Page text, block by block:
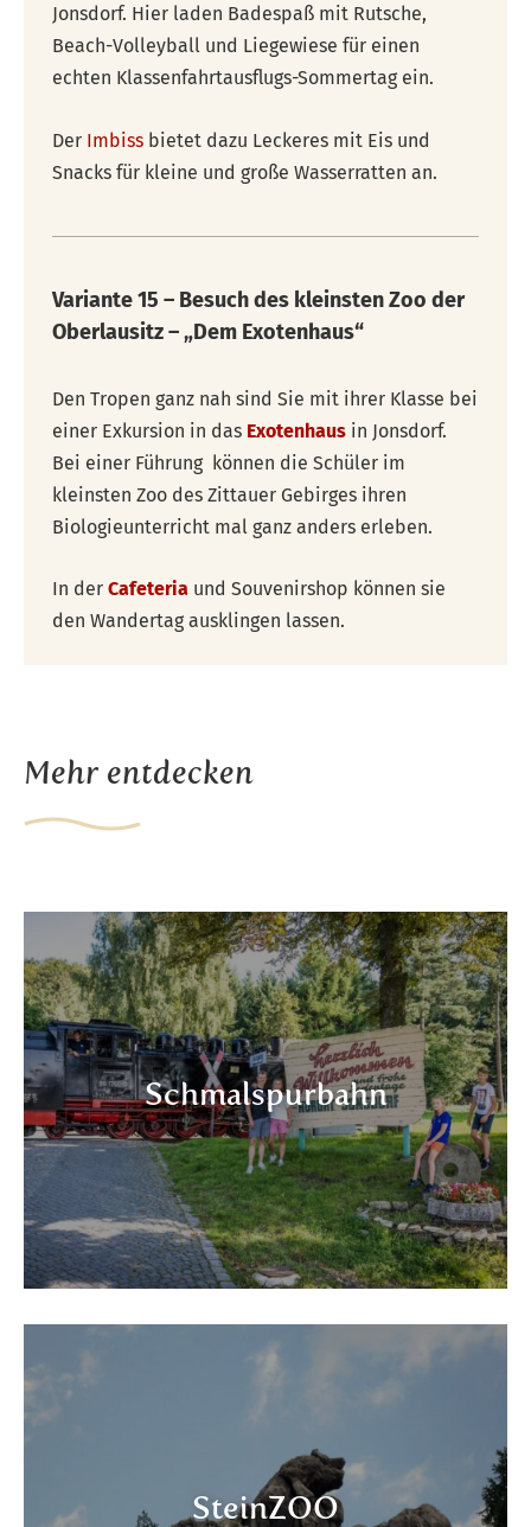
Jonsdorf. Hier laden Badespaß mit Rutsche,
Beach-Volleyball und Liegewiese für einen
echten Klassenfahrtausflugs-Sommertag ein.
Der Imbiss bietet dazu Leckeres mit Eis und
Snacks für kleine und große Wasserratten an.
Variante 15 – Besuch des kleinsten Zoo der
Oberlausitz – „Dem Exotenhaus“
Den Tropen ganz nah sind Sie mit ihrer Klasse bei
einer Exkursion in das Exotenhaus in Jonsdorf.
Bei einer Führung können die Schüler im
kleinsten Zoo des Zittauer Gebirges ihren
Biologieunterricht mal ganz anders erleben.
In der Cafeteria und Souvenirshop können sie
den Wandertag ausklingen lassen.
Mehr entdecken
Schmalspurbahn
SteinZOO